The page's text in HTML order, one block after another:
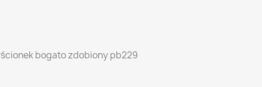
bogato zdobiony pb229